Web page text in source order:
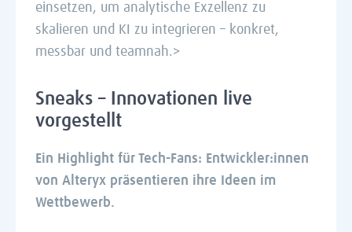
einsetzen, um analytische Exzellenz zu
skalieren und KI zu integrieren – konkret,
messbar und teamnah.>
Sneaks – Innovationen live
vorgestellt
Ein Highlight für Tech-Fans: Entwickler:innen
von Alteryx präsentieren ihre Ideen im
Wettbewerb.